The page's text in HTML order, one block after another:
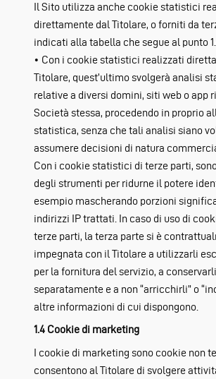
Il Sito utilizza anche cookie statistici
direttamente dal Titolare, o forniti da
indicati alla tabella che segue al punto
• Con i cookie statistici realizzati
Titolare, quest’ultimo svolgerà analisi
relative a diversi domini, siti web o app
Società stessa, procedendo in proprio
statistica, senza che tali analisi siano
assumere decisioni di natura
Con i cookie statistici di terze parti,
degli strumenti per ridurne il potere
esempio mascherando porzioni
indirizzi IP trattati. In caso di uso di
terze parti, la terza parte si è
impegnata con il Titolare a utilizzarli
per la fornitura del servizio, a conservarli
separatamente e a non “arricchirli” o
altre informazioni di cui dispongono.
1.4 Cookie di marketing
I cookie di marketing sono cookie non
consentono al Titolare di svolgere